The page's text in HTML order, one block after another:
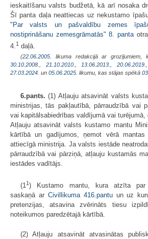
ieskaitīšanu valsts budžetā, kā arī nosaka
Šī panta daļa neattiecas uz nekustamo
"Par valsts un pašvaldību zemes
nostiprināšanu zemesgrāmatās"8. panta
4.1 daļā.
(22.06.2005 . likuma redakcijā ar grozījumiem,
30.10.2008.
21.10.2010. 13.06.2013. 20.06.2019.
27.03.2024. un 05.06.2025 . likumu, kas stājas spēkā
6.pants. (1) Atļauju atsavināt valsts
ministrijas, tās pakļautībā, pārraudzībā vai
vai kapitālsabiedrības valdījumā vai
Atļauju atsavināt valsts kustamo mantu
kārtībā un gadījumos, ņemot vērā
attiecīgā ministrija. Ja valsts iestāde
pārraudzībā vai pārziņā, atļauju kustamās
iestādes vadītājs.
(11) Kustamo mantu, kura atzīta par
saskaņā ar Civillikuma 416.pantuun uz
pretenzijas, atsavina zvērināts tiesu
noteikumos paredzētajā kārtībā.
(2) Atļauju atsavināt atvasinātas